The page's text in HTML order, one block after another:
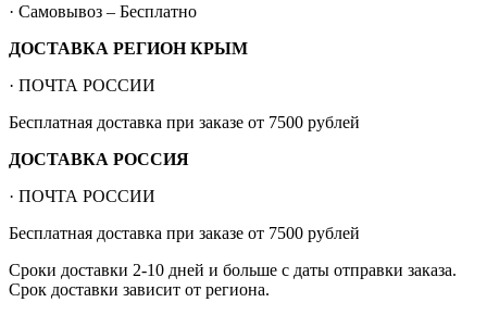
· Самовывоз – Бесплатно
ДОСТАВКА РЕГИОН КРЫМ
· ПОЧТА РОССИИ
Бесплатная доставка при заказе от 7500 рублей
ДОСТАВКА РОССИЯ
· ПОЧТА РОССИИ
Бесплатная доставка при заказе от 7500 рублей
Сроки доставки 2-10 дней и больше с даты отправки заказа.
Срок доставки зависит от региона.